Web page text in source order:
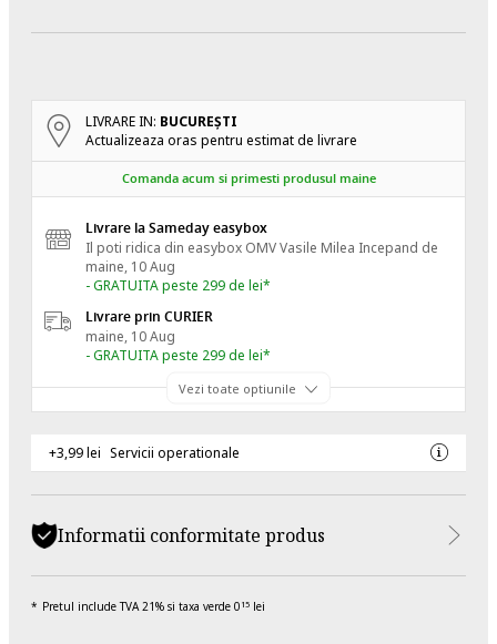
LIVRARE IN: BUCUREŞTI
Actualizeaza oras pentru estimat de livrare
Comanda acum si primesti produsul maine
Livrare la Sameday easybox
Il poti ridica din easybox OMV Vasile Milea Incepand de
maine, 10 Aug
- GRATUITA peste 299 de lei*
Livrare prin CURIER
maine, 10 Aug
- GRATUITA peste 299 de lei*
Vezi toate optiunile
+3,99 lei Servicii operationale
Informatii conformitate produs
Pretul include TVA 21% si taxa verde 0 15 lei